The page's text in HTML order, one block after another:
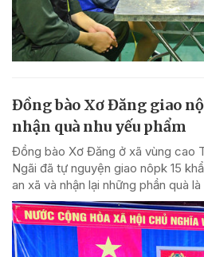
Đồng bào Xơ Đăng giao
nhận quà nhu yếu phẩm
Đồng bào Xơ Đăng ở xã vùng cao
Ngãi đã tự nguyện giao nôpk 15
an xã và nhận lại những phần quà